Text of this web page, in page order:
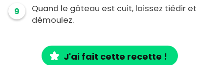
9
Quand le gâteau est cuit, laissez tiédir et
démoulez.
J'ai fait cette recette !